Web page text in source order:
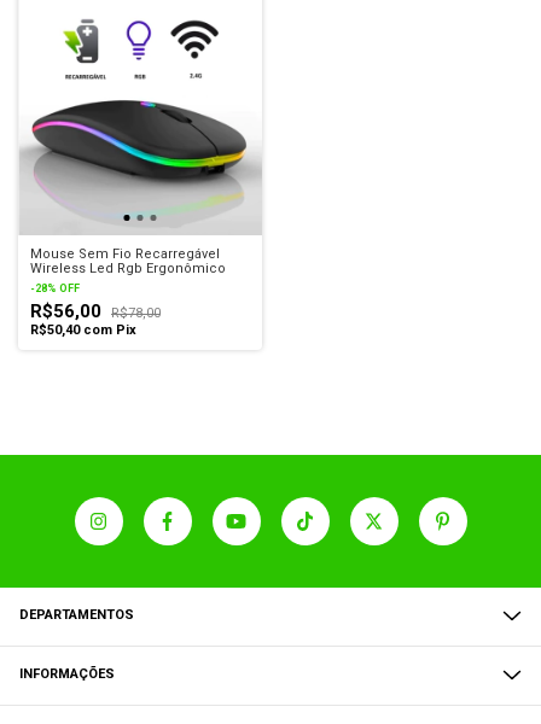
Mouse Sem Fio Recarregável
Wireless Led Rgb Ergonômico
-28% OFF
R$56,00
R$78,00
R$50,40 com Pix
DEPARTAMENTOS
INFORMAÇÕES